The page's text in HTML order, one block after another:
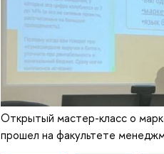
Открытый мастер-класс о
прошел на факультете